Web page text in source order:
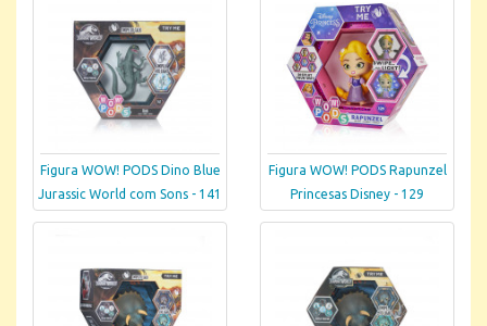
Figura WOW! PODS Dino Blue
Jurassic World com Sons - 141
Figura WOW! PODS Rapunzel
Princesas Disney - 129